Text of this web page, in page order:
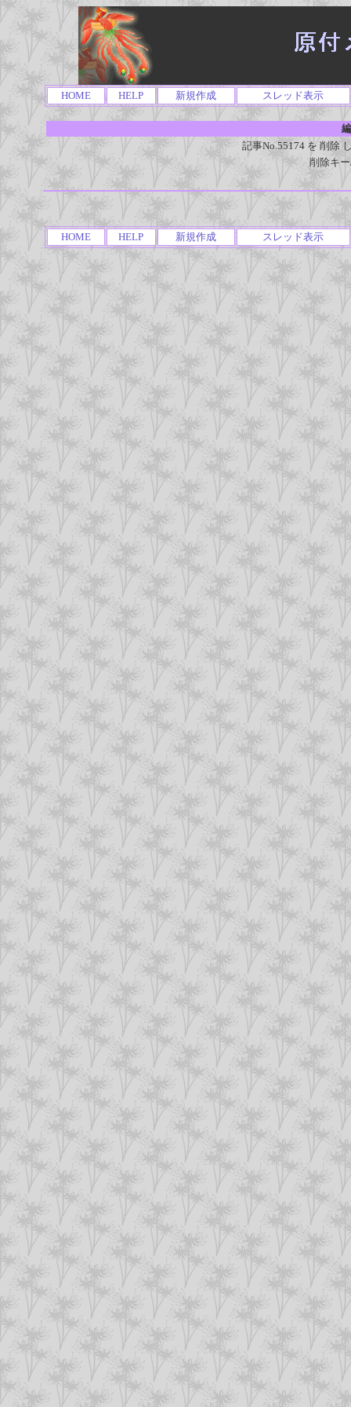
HOME HELP 新規作成 スレッド表示
記事No.55174 を 削除
削除キ
HOME HELP 新規作成 スレッド表示